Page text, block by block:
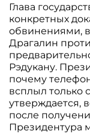
Глава
конкретных
обвинениями,
Драгалин
Рэдукану.
почему
всплыл только
утверждается,
после
Президентура